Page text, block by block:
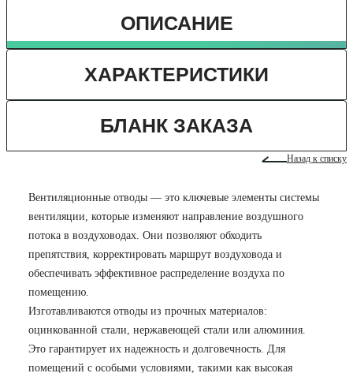
ОПИСАНИЕ
ХАРАКТЕРИСТИКИ
БЛАНК ЗАКАЗА
Назад к списку
Вентиляционные отводы — это ключевые элементы системы
вентиляции, которые изменяют направление воздушного
потока в воздуховодах. Они позволяют обходить
препятствия, корректировать маршрут воздуховода и
обеспечивать эффективное распределение воздуха по
помещению.
Изготавливаются отводы из прочных материалов:
оцинкованной стали, нержавеющей стали или алюминия.
Это гарантирует их надежность и долговечность. Для
помещений с особыми условиями, такими как высокая